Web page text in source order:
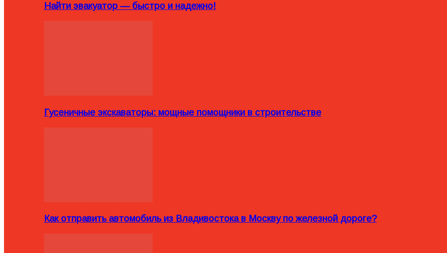
Найти эвакуатор — быстро и надежно!
Гусеничные экскаваторы: мощные помощники в строительстве
Как отправить автомобиль из Владивостока в Москву по железной дороге?